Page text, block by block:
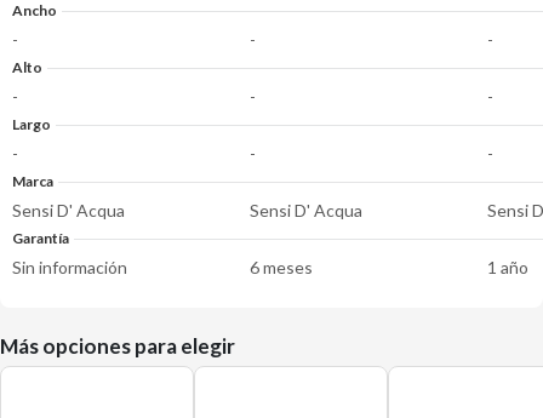
Ancho
- - -
Alto
- - -
Largo
- - -
Marca
Sensi D' Acqua Sensi D' Acqua Sensi
Garantía
Sin información 6 meses 1 año
Más opciones para elegir